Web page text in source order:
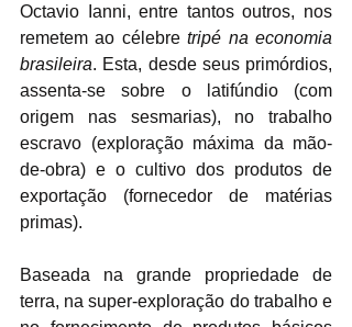
Octavio Ianni, entre tantos outros, nos
remetem ao célebre tripé na economia
brasileira. Esta, desde seus primórdios,
assenta-se sobre o latifúndio (com
origem nas sesmarias), no trabalho
escravo (exploração máxima da mão-
de-obra) e o cultivo dos produtos de
exportação (fornecedor de matérias
primas).
Baseada na grande propriedade de
terra, na super-exploração do trabalho e